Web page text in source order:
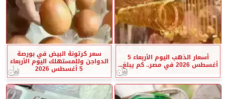
أسعار الذهب اليوم الأربعاء 5
أغسطس 2026 في مصر.. كم يبلغ...
سعر كرتونة البيض في بورصة
الدواجن وللمستهلك اليوم الأربعاء
5 أغسطس 2026